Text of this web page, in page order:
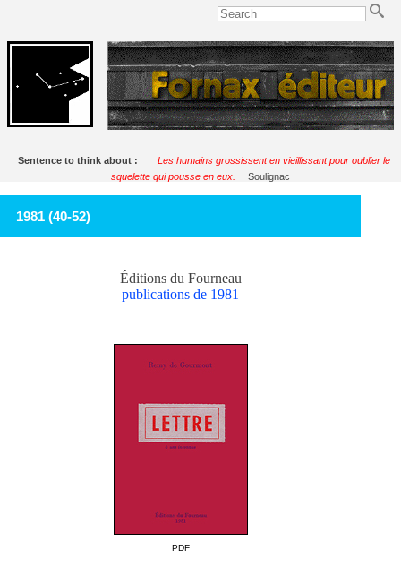
Sentence to think about :
Les humains grossissent en vieillissant pour oublier le
squelette qui pousse en eux.
Soulignac
1981 (40-52)
Éditions du Fourneau
publications de 1981
PDF